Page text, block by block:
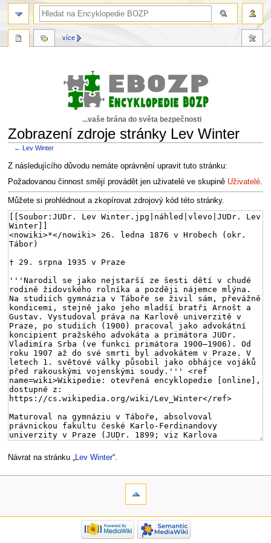
...vaše brána do světa bezpečnosti
Zobrazení zdroje stránky Lev Winter
← Lev Winter
Skočit
na
Skočit
na
Z následujícího důvodu nemáte oprávnění upravit tuto stránku:
Požadovanou činnost smějí provádět jen uživatelé ve skupině Uživatelé.
Můžete si prohlédnout a zkopírovat zdrojový kód této stránky.
Návrat na stránku „Lev Winter“.
více